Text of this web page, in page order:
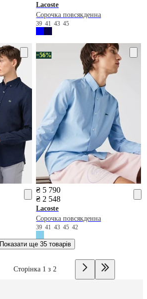
Lacoste
Сорочка повсякденна
39414345
−56%
₴ 5 790
₴ 2 548
Lacoste
Сорочка повсякденна
3941434542
Показати ще 35 товарів
Сторінка 1 з 2